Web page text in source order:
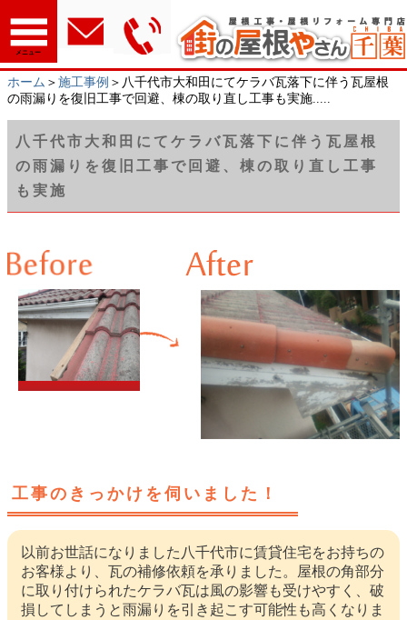
メニュー
ホーム ＞ 施工事例 ＞八千代市大和田にてケラバ瓦落下に伴う瓦屋根
の雨漏りを復旧工事で回避、棟の取り直し工事も実施.....
八千代市大和田にてケラバ瓦落下に伴う瓦屋根
の雨漏りを復旧工事で回避、棟の取り直し工事
も実施
工事のきっかけを伺いました！
以前お世話になりました八千代市に賃貸住宅をお持ちの
お客様より、瓦の補修依頼を承りました。屋根の角部分
に取り付けられたケラバ瓦は風の影響も受けやすく、破
損してしまうと雨漏りを引き起こす可能性も高くなりま